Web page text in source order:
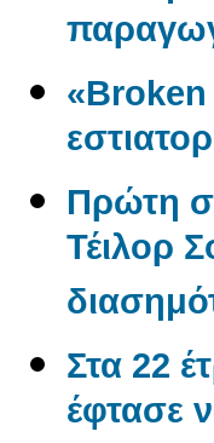
«Broken
Πρώτη
Τέιλορ
Στα 22
έφτασε